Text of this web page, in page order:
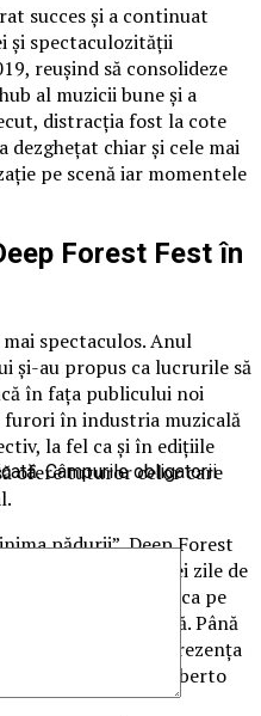
succes şi a continuat
şi spectaculozităţii
reuşind să consolideze
al muzicii bune şi a
distracția fost la cote
dezghețat chiar și cele mai
pe scenă iar momentele
Forest Fest în
spectaculos. Anul
şi-au propus ca lucrurile să
în faţa publicului noi
în industria muzicală
la fel ca și în edițiile
ofere tuturor celor care
pădurii”, Deep Forest
electronice trei zile de
artişti faimoşi vor urca pe
electrizantă. Până
şi-au confirmat prezenţa
Themba, Sasha, Roberto
Câmpurile obligatorii